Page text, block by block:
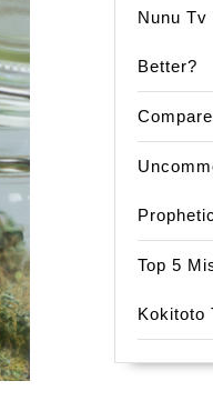
Nunu
Better?
Top 5
Kokitoto